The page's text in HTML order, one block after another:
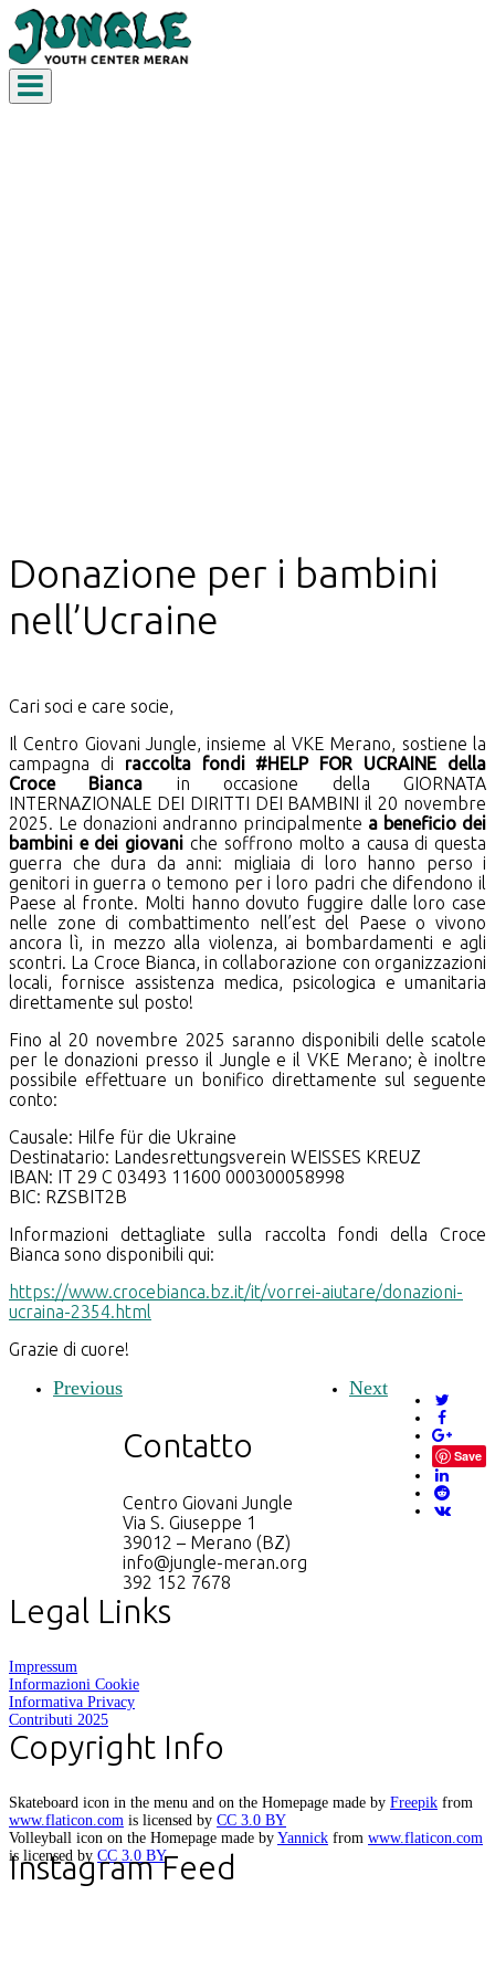
Toggle navigation
Donazione per i bambini
nell’Ucraine
Cari soci e care socie,
Il Centro Giovani Jungle, insieme al VKE Merano, sostiene la
campagna di raccolta fondi #HELP FOR UCRAINE della
Croce Bianca in occasione della GIORNATA
INTERNAZIONALE DEI DIRITTI DEI BAMBINI il 20 novembre
2025. Le donazioni andranno principalmente a beneficio dei
bambini e dei giovani che soffrono molto a causa di questa
guerra che dura da anni: migliaia di loro hanno perso i
genitori in guerra o temono per i loro padri che difendono il
Paese al fronte. Molti hanno dovuto fuggire dalle loro case
nelle zone di combattimento nell’est del Paese o vivono
ancora lì, in mezzo alla violenza, ai bombardamenti e agli
scontri. La Croce Bianca, in collaborazione con organizzazioni
locali, fornisce assistenza medica, psicologica e umanitaria
direttamente sul posto!
Fino al 20 novembre 2025 saranno disponibili delle scatole
per le donazioni presso il Jungle e il VKE Merano; è inoltre
possibile effettuare un bonifico direttamente sul seguente
conto:
Causale: Hilfe für die Ukraine
Destinatario: Landesrettungsverein WEISSES KREUZ
IBAN: IT 29 C 03493 11600 000300058998
BIC: RZSBIT2B
Informazioni dettagliate sulla raccolta fondi della Croce
Bianca sono disponibili qui:
https://www.crocebianca.bz.it/it/vorrei-aiutare/donazioni-
ucraina-2354.html
Grazie di cuore!
Save
Previous Next
Contatto
Centro Giovani Jungle
Via S. Giuseppe 1
39012 – Merano (BZ)
info@jungle-meran.org
392 152 7678
Legal Links
Impressum
Informazioni Cookie
Informativa Privacy
Contributi 2025
Copyright Info
Skateboard icon in the menu and on the Homepage made by Freepik from
www.flaticon.com is licensed by CC 3.0 BY
Volleyball icon on the Homepage made by Yannick from www.flaticon.com
is licensed by CC 3.0 BY
Instagram Feed